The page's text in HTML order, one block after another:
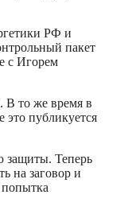
РФ и
пакет
с Игорем
В то же время в
это публикуется
защиты. Теперь
на заговор и